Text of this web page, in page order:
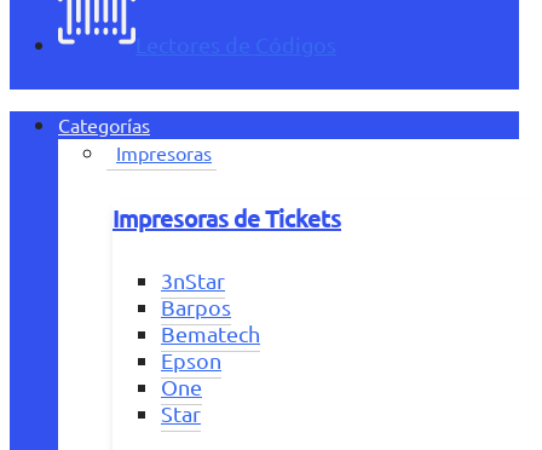
Lectores de Códigos
Categorías
Impresoras
Impresoras de Tickets
3nStar
Barpos
Bematech
Epson
One
Star